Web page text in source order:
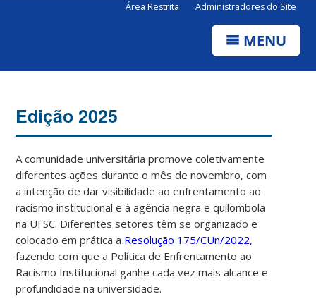
Área Restrita Administradores do Site
MENU
Edição 2025
A comunidade universitária promove coletivamente
diferentes ações durante o mês de novembro, com
a intenção de dar visibilidade ao enfrentamento ao
racismo institucional e à agência negra e quilombola
na UFSC. Diferentes setores têm se organizado e
colocado em prática a Resolução 175/CUn/2022,
fazendo com que a Política de Enfrentamento ao
Racismo Institucional ganhe cada vez mais alcance e
profundidade na universidade.